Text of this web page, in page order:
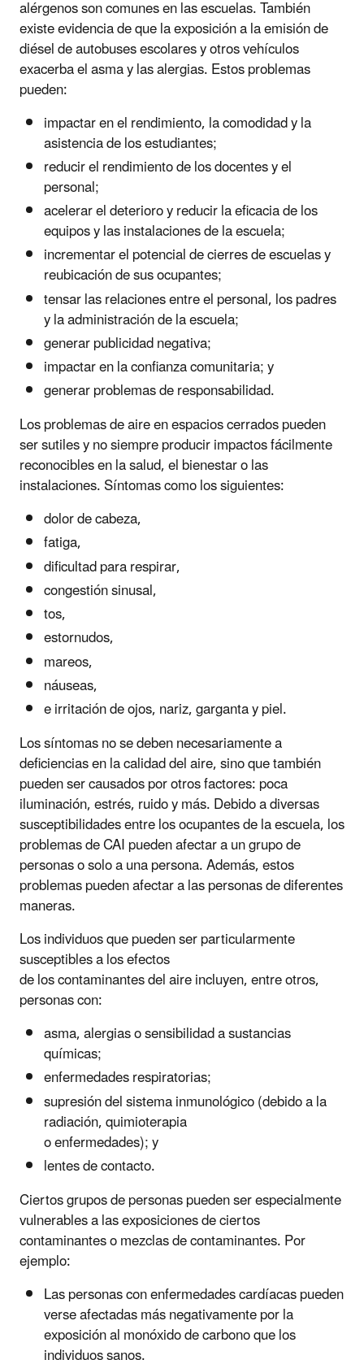
alérgenos son comunes en las escuelas. También
existe evidencia de que la exposición a la emisión de
diésel de autobuses escolares y otros vehículos
exacerba el asma y las alergias. Estos problemas
pueden:
impactar en el rendimiento, la comodidad y la
asistencia de los estudiantes;
reducir el rendimiento de los docentes y el
personal;
acelerar el deterioro y reducir la eficacia de los
equipos y las instalaciones de la escuela;
incrementar el potencial de cierres de escuelas y
reubicación de sus ocupantes;
tensar las relaciones entre el personal, los padres
y la administración de la escuela;
generar publicidad negativa;
impactar en la confianza comunitaria; y
generar problemas de responsabilidad.
Los problemas de aire en espacios cerrados pueden
ser sutiles y no siempre producir impactos fácilmente
reconocibles en la salud, el bienestar o las
instalaciones. Síntomas como los siguientes:
dolor de cabeza,
fatiga,
dificultad para respirar,
congestión sinusal,
tos,
estornudos,
mareos,
náuseas,
e irritación de ojos, nariz, garganta y piel.
Los síntomas no se deben necesariamente a
deficiencias en la calidad del aire, sino que también
pueden ser causados por otros factores: poca
iluminación, estrés, ruido y más. Debido a diversas
susceptibilidades entre los ocupantes de la escuela, los
problemas de CAI pueden afectar a un grupo de
personas o solo a una persona. Además, estos
problemas pueden afectar a las personas de diferentes
maneras.
Los individuos que pueden ser particularmente
susceptibles a los efectos
de los contaminantes del aire incluyen, entre otros,
personas con:
asma, alergias o sensibilidad a sustancias
químicas;
enfermedades respiratorias;
supresión del sistema inmunológico (debido a la
radiación, quimioterapia
o enfermedades); y
lentes de contacto.
Ciertos grupos de personas pueden ser especialmente
vulnerables a las exposiciones de ciertos
contaminantes o mezclas de contaminantes. Por
ejemplo:
Las personas con enfermedades cardíacas pueden
verse afectadas más negativamente por la
exposición al monóxido de carbono que los